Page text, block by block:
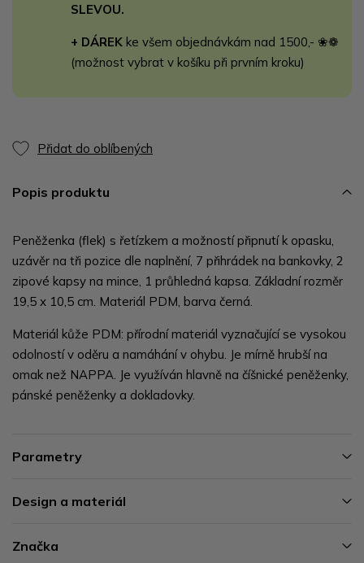
SLEVOU.
+ DÁREK ke všem objednávkám nad 1500,- ❀❁
(možnost vybrat v košíku při prvním kroku)
Přidat do oblíbených
Popis produktu
Peněženka (flek) s řetízkem a možností připnutí k opasku,
uzávěr na tři pozice dle naplnění, 7 přihrádek na bankovky, 2
zipové kapsy na mince, 1 průhledná kapsa. Základní rozměr
19,5 x 10,5 cm. Materiál PDM, barva černá.
Materiál kůže PDM: přírodní materiál vyznačující se vysokou
odolností v oděru a namáhání v ohybu. Je mírně hrubší na
omak než NAPPA. Je využíván hlavně na číšnické peněženky,
pánské peněženky a dokladovky.
Parametry
Design a materiál
Značka